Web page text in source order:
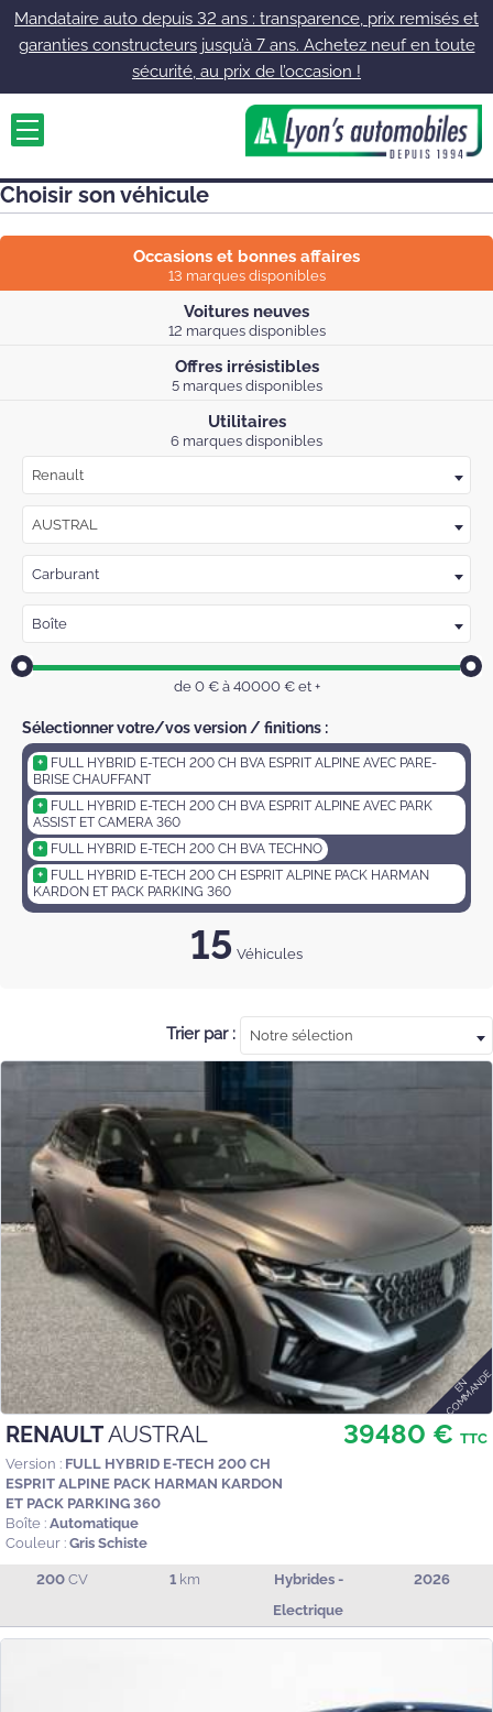
Mandataire auto depuis 32 ans : transparence, prix remisés et
garanties constructeurs jusqu’à 7 ans. Achetez neuf en toute
sécurité, au prix de l’occasion !
Choisir son véhicule
Occasions et bonnes affaires
13 marques disponibles
Voitures neuves
12 marques disponibles
Offres irrésistibles
5 marques disponibles
Utilitaires
6 marques disponibles
Renault
AUSTRAL
Carburant
Boîte
de 0€ à 40000€ et +
Sélectionner votre/vos version / finitions :
FULL HYBRID E-TECH 200 CH BVA ESPRIT ALPINE AVEC PARE-
BRISE CHAUFFANT
FULL HYBRID E-TECH 200 CH BVA ESPRIT ALPINE AVEC PARK
ASSIST ET CAMERA 360
FULL HYBRID E-TECH 200 CH BVA TECHNO
FULL HYBRID E-TECH 200 CH ESPRIT ALPINE PACK HARMAN
KARDON ET PACK PARKING 360
15 Véhicules
Trier par : Notre sélection
RENAULTAUSTRAL
Version : FULL HYBRID E-TECH 200 CH
ESPRIT ALPINE PACK HARMAN KARDON
ET PACK PARKING 360
Boîte : Automatique
Couleur : Gris Schiste
39480 € TTC
200 CV 1 km
Hybrides -
Electrique
2026